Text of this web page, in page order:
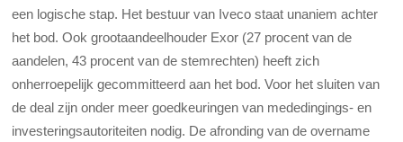
een logische stap. Het bestuur van Iveco staat unaniem achter
het bod. Ook grootaandeelhouder Exor (27 procent van de
aandelen, 43 procent van de stemrechten) heeft zich
onherroepelijk gecommitteerd aan het bod. Voor het sluiten van
de deal zijn onder meer goedkeuringen van mededingings- en
investeringsautoriteiten nodig. De afronding van de overname